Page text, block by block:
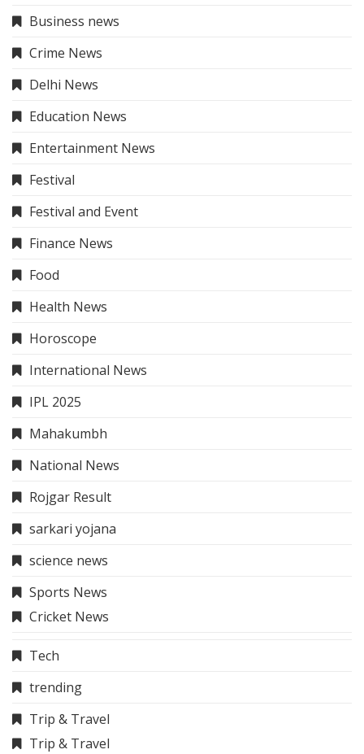
Business news
Crime News
Delhi News
Education News
Entertainment News
Festival
Festival and Event
Finance News
Food
Health News
Horoscope
International News
IPL 2025
Mahakumbh
National News
Rojgar Result
sarkari yojana
science news
Sports News
Cricket News
Tech
trending
Trip & Travel
Trip & Travel